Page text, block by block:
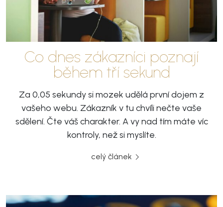
Co dnes zákazníci poznají
během tří sekund
Za 0,05 sekundy si mozek udělá první dojem z
vašeho webu. Zákazník v tu chvíli nečte vaše
sdělení. Čte váš charakter. A vy nad tím máte víc
kontroly, než si myslíte.
celý článek